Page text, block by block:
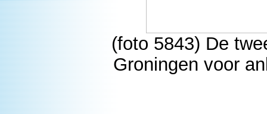
(foto 5843) De
Groningen voor